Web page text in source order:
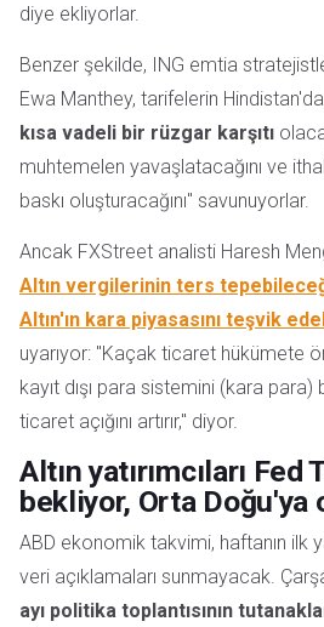
diye ekliyorlar.
Benzer şekilde, ING emtia
Ewa Manthey, tarifelerin
kısa vadeli bir rüzgar karşıtı
muhtemelen yavaşlatacağını ve
baskı oluşturacağını" savunuyorlar.
Ancak FXStreet analisti Haresh
Altın vergilerinin ters
Altın'ın kara piyasasını teşvik
uyarıyor: "Kaçak ticaret hükümete
kayıt dışı para sistemini (kara
ticaret açığını artırır," diyor.
Altın yatırımcıları Fed
bekliyor, Orta Doğu'ya
ABD ekonomik takvimi, haftanın ilk
veri açıklamaları sunmayacak.
ayı politika toplantısının